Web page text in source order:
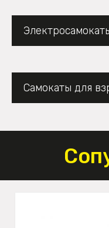
Самокаты для